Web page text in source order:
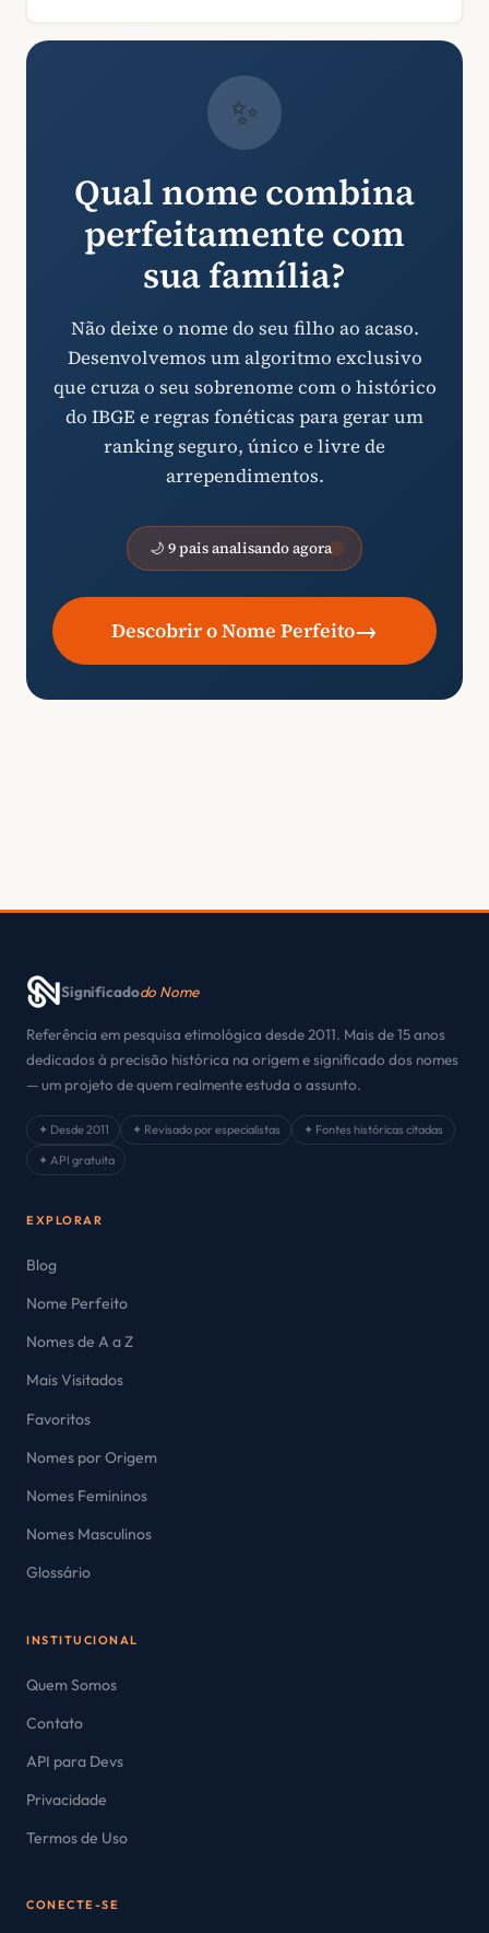
✨
Qual nome combina
perfeitamente com
sua família?
Não deixe o nome do seu filho ao acaso.
Desenvolvemos um algoritmo exclusivo
que cruza o seu sobrenome com o histórico
do IBGE e regras fonéticas para gerar um
ranking seguro, único e livre de
arrependimentos.
🌙 9 pais analisando agora
Descobrir o Nome Perfeito→
Significadodo Nome
Referência em pesquisa etimológica desde 2011. Mais de 15 anos
dedicados à precisão histórica na origem e significado dos nomes
— um projeto de quem realmente estuda o assunto.
✦ Desde 2011 ✦ Revisado por especialistas
✦ Fontes históricas citadas
✦ API gratuita
EXPLORAR
Blog
Nome Perfeito
Nomes de A a Z
Mais Visitados
Favoritos
Nomes por Origem
Nomes Femininos
Nomes Masculinos
Glossário
INSTITUCIONAL
Quem Somos
Contato
API para Devs
Privacidade
Termos de Uso
CONECTE-SE